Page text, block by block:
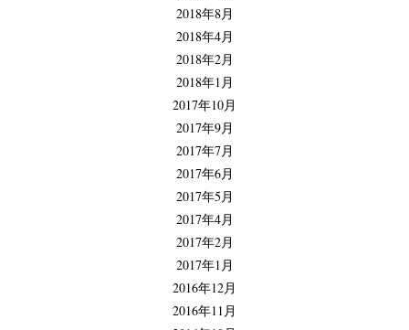
2018年8月
2018年4月
2018年2月
2018年1月
2017年10月
2017年9月
2017年7月
2017年6月
2017年5月
2017年4月
2017年2月
2017年1月
2016年12月
2016年11月